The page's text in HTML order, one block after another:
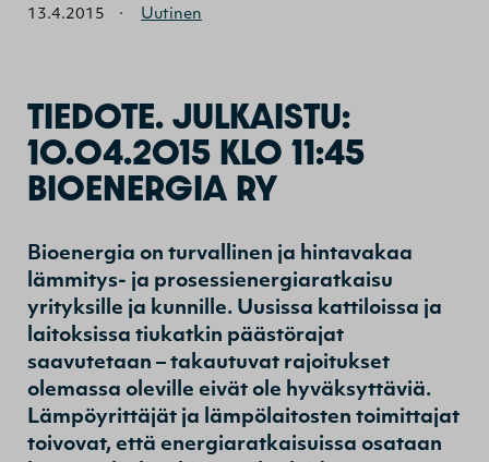
13.4.2015 · Uutinen
TIEDOTE. JULKAISTU:
10.04.2015 KLO 11:45
BIOENERGIA RY
Bioenergia on turvallinen ja hintavakaa
lämmitys- ja prosessienergiaratkaisu
yrityksille ja kunnille. Uusissa kattiloissa ja
laitoksissa tiukatkin päästörajat
saavutetaan – takautuvat rajoitukset
olemassa oleville eivät ole hyväksyttäviä.
Lämpöyrittäjät ja lämpölaitosten toimittajat
toivovat, että energiaratkaisuissa osataan